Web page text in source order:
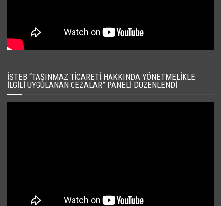
İSTEB “TAŞINMAZ TICARETI HAKKINDA YÖNETMELIKLE
İLGILI UYGULANAN CEZALAR” PANELI DÜZENLENDI